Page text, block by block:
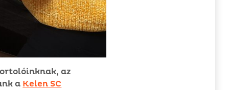
az
a Kelen SC